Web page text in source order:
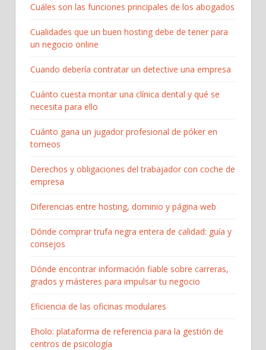
Cuáles son las funciones principales de los abogados
Cualidades que un buen hosting debe de tener para
un negocio online
Cuando debería contratar un detective una empresa
Cuánto cuesta montar una clínica dental y qué se
necesita para ello
Cuánto gana un jugador profesional de póker en
torneos
Derechos y obligaciones del trabajador con coche de
empresa
Diferencias entre hosting, dominio y página web
Dónde comprar trufa negra entera de calidad: guía y
consejos
Dónde encontrar información fiable sobre carreras,
grados y másteres para impulsar tu negocio
Eficiencia de las oficinas modulares
Eholo: plataforma de referencia para la gestión de
centros de psicología